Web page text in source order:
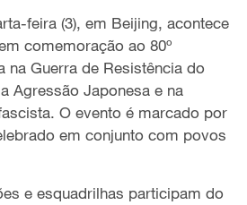
feira (3), em Beijing, acontece
comemoração ao 80º
naGuerra de Resistência do
Agressão Japonesa e na
O evento é marcado por
o em conjunto com povos
e esquadrilhas participam do